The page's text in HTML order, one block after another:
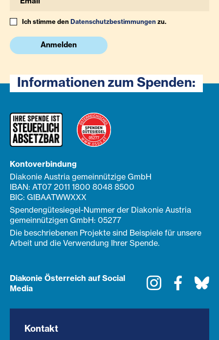
Ich stimme denDatenschutzbestimmungenzu.
Anmelden
Informationen zum Spenden:
Kontoverbindung
Diakonie Austria gemeinnützige GmbH
IBAN: AT07 2011 1800 8048 8500
BIC: GIBAATWWXXX
Spendengütesiegel-Nummer der Diakonie Austria
gemeinnützigen GmbH: 05277
Die beschriebenen Projekte sind Beispiele für unsere
Arbeit und die Verwendung Ihrer Spende.
Diakonie Österreich auf Social
Media
Instagram
Kontakt